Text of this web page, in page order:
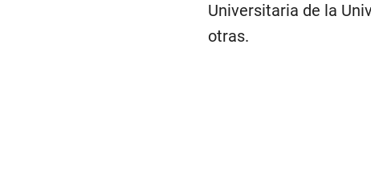
Universitaria de la
otras.